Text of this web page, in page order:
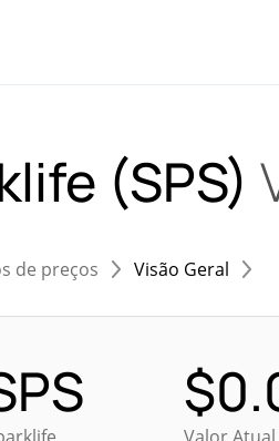
(SPS)
de preços Visão Geral
$